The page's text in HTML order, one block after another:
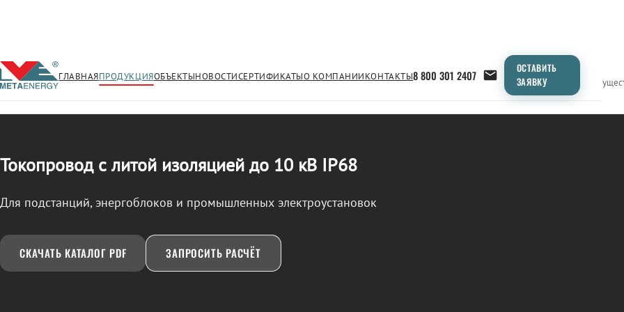
ГЛАВНАЯПРОДУКЦИЯОБЪЕКТЫНОВОСТИСЕРТИФИКАТЫО КОМПАНИИКОНТАКТЫ8 800 301 2407
ОСТАВИТЬ
ЗАЯВКУ
← Продукция/ТОКОПРОВОД Применение Продукция ТипоразмерыСравнение
Токопровод с литой изоляцией до 10 кВ IP68
Для подстанций, энергоблоков и промышленных электроустановок
СКАЧАТЬ КАТАЛОГ PDF ЗАПРОСИТЬ РАСЧЁТ